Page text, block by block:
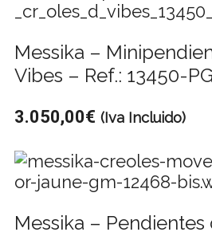
Messika –
Vibes – Ref.: 13450-PG
3.050,00€ (Iva Incluido)
Messika –